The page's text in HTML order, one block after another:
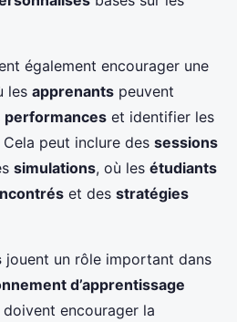
également encourager une
les apprenants peuvent
performances et identifier les
Cela peut inclure des sessions
simulations, où les étudiants
et des stratégies
jouent un rôle important dans
d’apprentissage
doivent encourager la